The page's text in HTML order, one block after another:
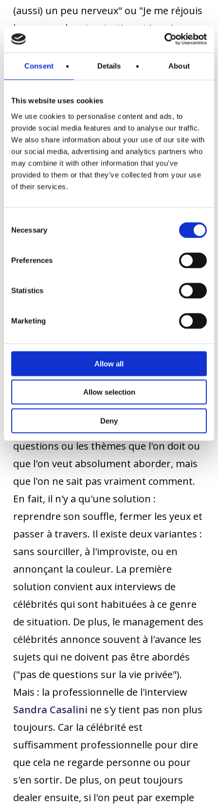
Consent Details About
This website uses cookies
We use cookies to personalise content and ads, to
provide social media features and to analyse our traffic.
We also share information about your use of our site with
our social media, advertising and analytics partners who
may combine it with other information that you’ve
provided to them or that they’ve collected from your use
of their services.
Selection
Necessary
Preferences
Statistics
Marketing
Allow all
Allow selection
Deny
(aussi) un peu nerveux" ou "Je me réjouis
beaucoup de cet entretien et je suis
curieux de savoir ce que vous avez à dire"
détend l'atmosphère dès le début. Même
pendant l'entretien, on peut se
permettre une remarque personnelle -
"Oh oui, je connais ce sentiment" - mais
avec modération. Après tout, ce n'est pas
le spectacle de l'intervieweur, mais celui
de l'interviewé.
due forme : Ferris et Denver Airport CCO
d'un événement Gate.
DON'T : tourner autour du pot
Il y en a presque à chaque interview : Les
questions ou les thèmes que l'on doit ou
que l'on veut absolument aborder, mais
que l'on ne sait pas vraiment comment.
En fait, il n'y a qu'une solution :
reprendre son souffle, fermer les yeux et
passer à travers. Il existe deux variantes :
sans sourciller, à l'improviste, ou en
annonçant la couleur. La première
solution convient aux interviews de
célébrités qui sont habituées à ce genre
de situation. De plus, le management des
célébrités annonce souvent à l'avance les
sujets qui ne doivent pas être abordés
("pas de questions sur la vie privée").
Mais : la professionnelle de l'interview
Sandra Casalini ne s'y tient pas non plus
toujours. Car la célébrité est
suffisamment professionnelle pour dire
que cela ne regarde personne ou pour
s'en sortir. De plus, on peut toujours
dealer ensuite, si l'on peut par exemple